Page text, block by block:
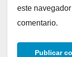
este
comentario.